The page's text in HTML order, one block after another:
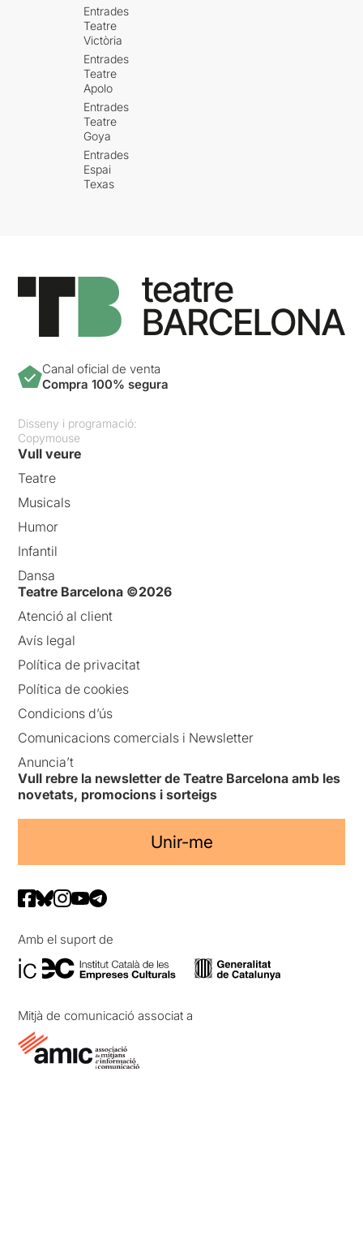
Entrades
Teatre
Victòria
Entrades
Teatre
Apolo
Entrades
Teatre
Goya
Entrades
Espai
Texas
Canal oficial de venta
Compra 100% segura
Disseny i programació:
Copymouse
Vull veure
Teatre
Musicals
Humor
Infantil
Dansa
Teatre Barcelona ©2026
Atenció al client
Avís legal
Política de privacitat
Política de cookies
Condicions d’ús
Comunicacions comercials i Newsletter
Anuncia’t
Vull rebre la newsletter de Teatre Barcelona amb les
novetats, promocions i sorteigs
Unir-me
Amb el suport de
Mitjà de comunicació associat a